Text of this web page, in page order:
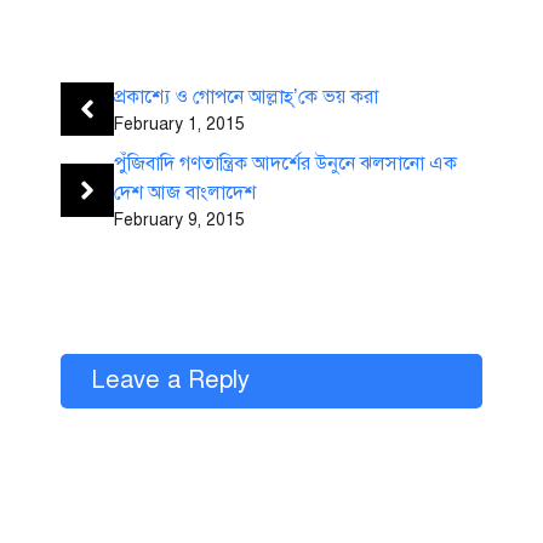
প্রকাশ্যে ও গোপনে আল্লাহ্’কে ভয় করা
February 1, 2015
পুঁজিবাদি গণতান্ত্রিক আদর্শের উনুনে ঝলসানো এক
দেশ আজ বাংলাদেশ
February 9, 2015
Leave a Reply